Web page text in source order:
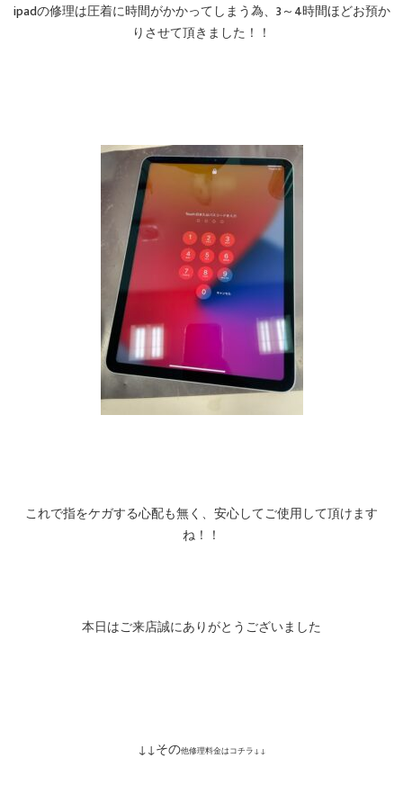
ipadの修理は圧着に時間がかかってしまう為、3～4時間ほどお預か
りさせて頂きました！！
これで指をケガする心配も無く、安心してご使用して頂けます
ね！！
本日はご来店誠にありがとうございました
↓↓その他修理料金はコチラ↓↓